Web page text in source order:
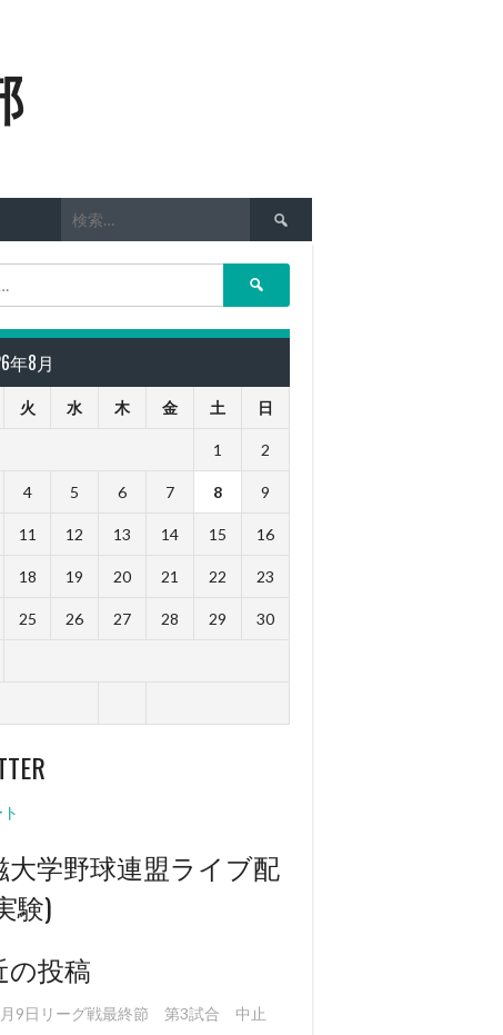
索:
年8月
火 水 木 金 土 日
1 2
4 5 6 7 8 9
11 12 13 14 15 16
18 19 20 21 22 23
25 26 27 28 29 30
大学野球連盟ライブ配
験)
の投稿
9日リーグ戦最終節 第3試合 中止